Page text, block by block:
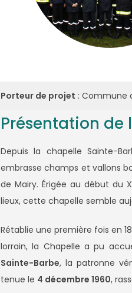
Porteur de projet : Commune
Présentation de
Depuis la chapelle Sainte-
embrasse champs et vallons
de Mairy. Érigée au début du
lieux, cette chapelle semble
Rétablie une première fois en
lorrain, la Chapelle a pu
Sainte-Barbe, la patronne
tenue le 4 décembre 1960,